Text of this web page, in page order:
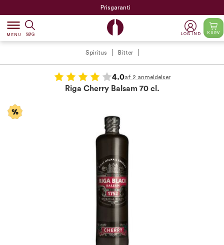
Prisgaranti
dehaze
MENU SØG LOG IND KURV
Spiritus Bitter
4.0af 2 anmeldelser
Riga Cherry Balsam 70 cl.